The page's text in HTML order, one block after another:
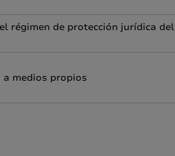
régimen de protección jurídica del
medios propios